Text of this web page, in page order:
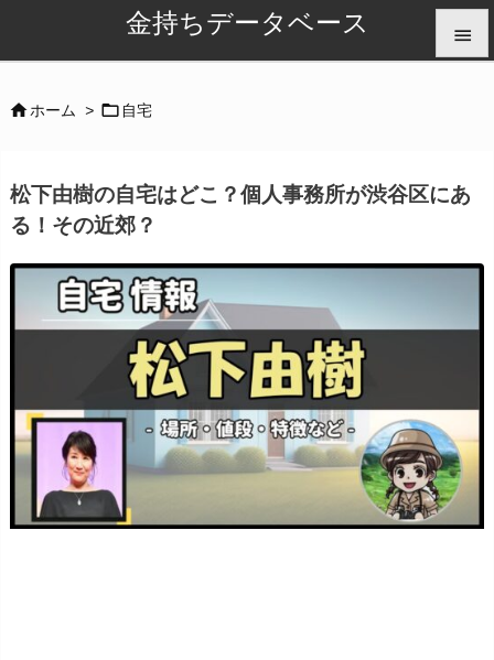
金持ちデータベース 


ホーム >  自宅
松下由樹の自宅はどこ？個人事務所が渋谷区にあ
る！その近郊？